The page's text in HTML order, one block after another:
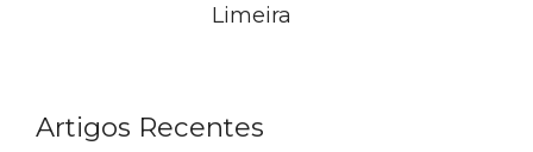
Limeira
Artigos Recentes